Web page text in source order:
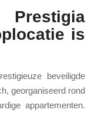
is
beveiligde
georganiseerd rond
appartementen.